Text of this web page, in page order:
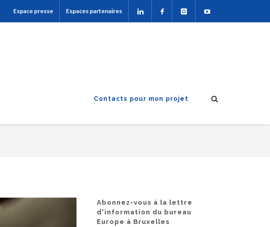
Espace presse Espaces partenaires
Contacts pour mon projet
Abonnez-vous à la lettre
d'information du bureau
Europe à Bruxelles